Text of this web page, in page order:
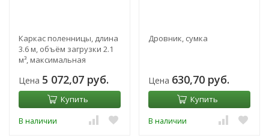
Каркас поленницы, длина
3.6 м, объём загрузки 2.1
м³, максимальная
тента
Цена 5 072,07 руб.
Купить
В наличии
Дровник, сумка
Цена 630,70 руб.
Купить
В наличии